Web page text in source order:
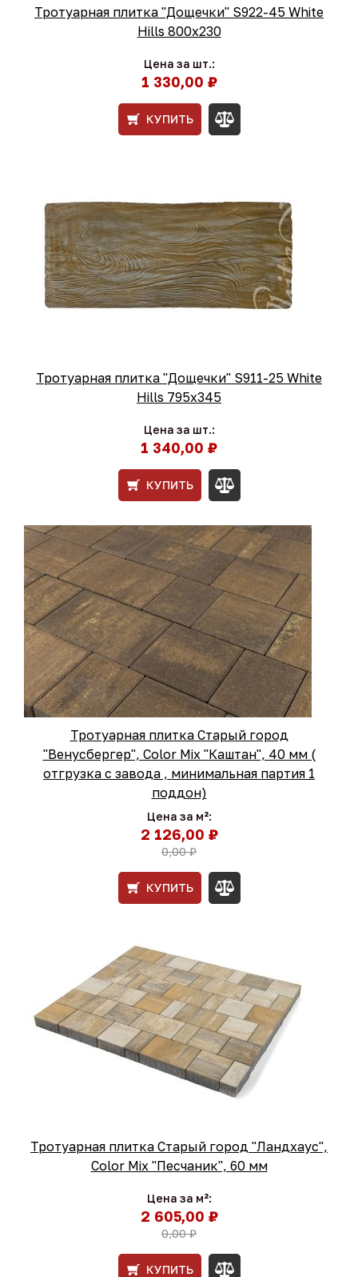
Тротуарная плитка "Дощечки" S922-45 White
Hills 800х230
Цена за шт.:
1 330,00 ₽
КУПИТЬ
Тротуарная плитка "Дощечки" S911-25 White
Hills 795х345
Цена за шт.:
1 340,00 ₽
КУПИТЬ
Тротуарная плитка Старый город
"Венусбергер", Color Mix "Каштан", 40 мм (
отгрузка с завода , минимальная партия 1
поддон)
Цена за м²:
2 126,00 ₽
0,00 ₽
КУПИТЬ
Тротуарная плитка Старый город "Ландхаус",
Color Mix "Песчаник", 60 мм
Цена за м²:
2 605,00 ₽
0,00 ₽
КУПИТЬ